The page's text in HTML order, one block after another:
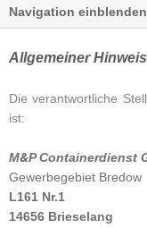
Navigation einblenden
Allgemeiner
Die verantwortliche
ist:
M&P Containerdienst
Gewerbegebiet Bredow
L161 Nr.1
14656 Brieselang